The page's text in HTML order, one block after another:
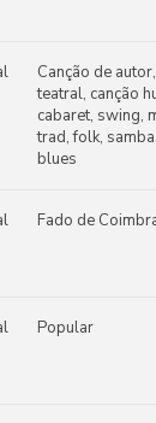
Canção de
teatral, canção
cabaret, swing,
trad, folk,
blues
Fado de
Popular